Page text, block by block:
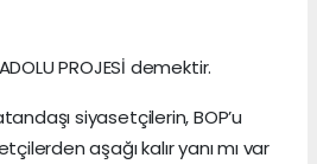
PROJESİ demektir.
siyasetçilerin, BOP’u
aşağı kalır yanı mı var